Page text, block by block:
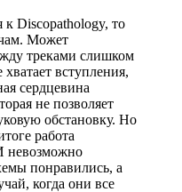
к Discopathology, то
Может
треками слишком
хватает вступления,
сердцевина
не позволяет
обстановку. Но
работа
невозможно
понравились, а
когда они все